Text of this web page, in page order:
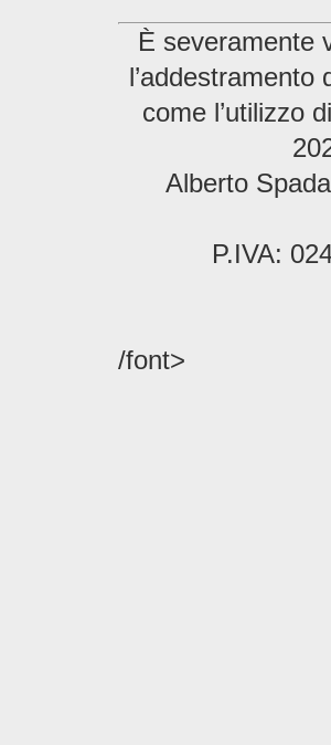
È severamente
come l’utilizzo
Alberto
P.IVA:
/font>